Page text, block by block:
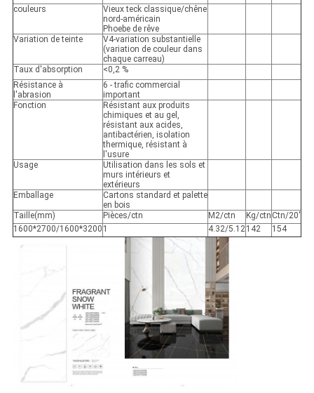
couleurs
Vieux teck classique/chêne
nord-américain
Phoebe de rêve
Variation de teinte
V4-variation substantielle
(variation de couleur dans
chaque carreau)
Taux d'absorption
<0,2 %
Résistance à
l'abrasion
6 - trafic commercial
important
Fonction
Résistant aux produits
chimiques et au gel,
résistant aux acides,
antibactérien, isolation
thermique, résistant à
l'usure
Usage
Utilisation dans les sols et
murs intérieurs et
extérieurs
Emballage
Cartons standard et palette
en bois
Taille(mm)
Pièces/ctn M2/ctn Kg/ctn Ctn/20'
1600*2700/1600*3200 1 4.32/5.12142 154